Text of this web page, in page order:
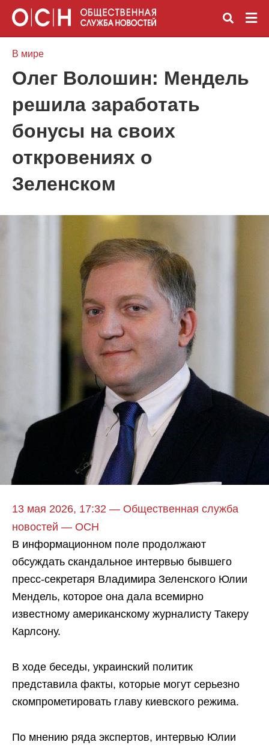
В мире
Олег Волошин: Мендель
решила заработать
бонусы на своих
откровениях о
Зеленском
13 мая 2026, 17:32 — Общественная служба
новостей — ОСН
В информационном поле продолжают
обсуждать скандальное интервью бывшего
пресс-секретаря Владимира Зеленского Юлии
Мендель, которое она дала всемирно
известному американскому журналисту Такеру
Карлсону.
В ходе беседы, украинский политик
представила факты, которые могут серьезно
скомпрометировать главу киевского режима.
По мнению ряда экспертов, интервью Юлии